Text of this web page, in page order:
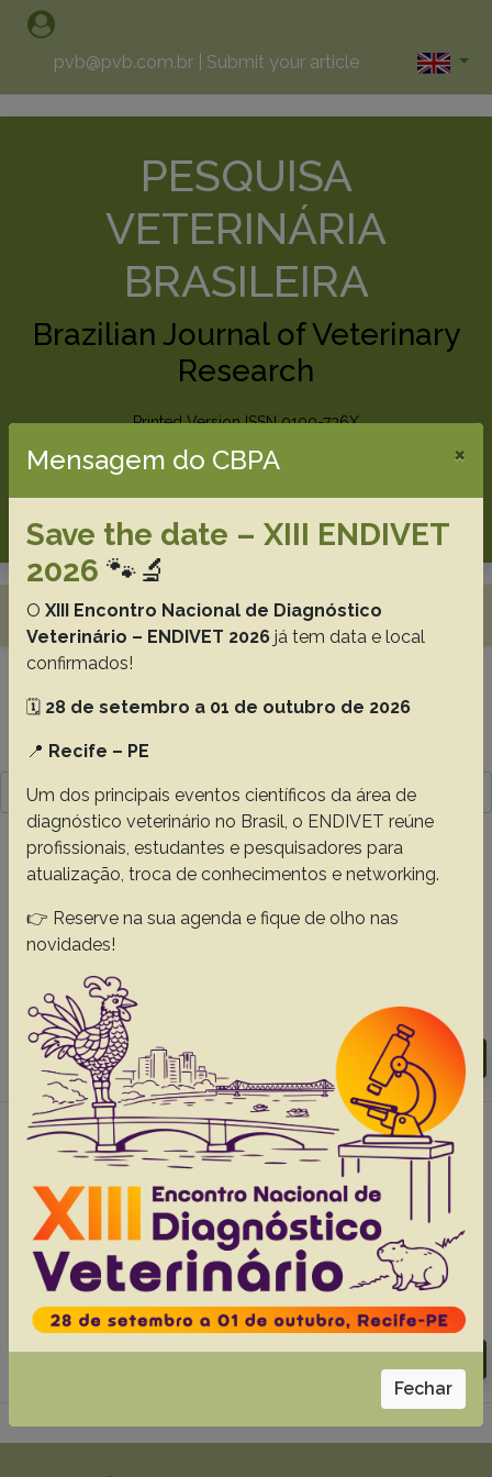
pvb@pvb.com.br Submit your article
PESQUISA
VETERINÁRIA
BRASILEIRA
Brazilian Journal of Veterinary
Research
Printed Version ISSN 0100-736X
Toggle navigation
Resultado da pesquisa (2)
Termo utilizado na pesquisa
Furlan FH.
#1 -
Mortality by Entamoeba invadens in
green anacondas (Eunectes murinus) from a
Souza BC Cavasani JPS
Abstracts: English
Go to 45(0), 2025
Download article |
#2 -
Bovine enzootic hematuria in the
Southern Cone of Rondônia
Cavasani JPS Sabino L Santos ÍG
Gomes FA
Machado MCSS
Athayde Filho FP
Caldeira FHB
Furlan FH.
Abstracts: English Portuguese
Go to 45(0), 2025
Download article |
Mensagem do CBPA ×
Save the date – XIII ENDIVET
2026 🐾🔬
O XIII Encontro Nacional de Diagnóstico
Veterinário – ENDIVET 2026 já tem data e local
confirmados!
🗓️ 28 de setembro a 01 de outubro de 2026
📍 Recife – PE
Um dos principais eventos científicos da área de
diagnóstico veterinário no Brasil, o ENDIVET reúne
profissionais, estudantes e pesquisadores para
atualização, troca de conhecimentos e networking.
👉 Reserve na sua agenda e fique de olho nas
novidades!
Fechar